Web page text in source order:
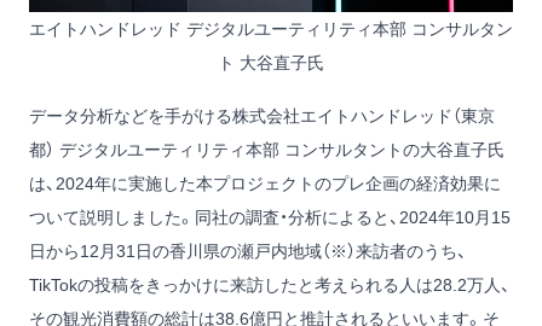
エイトハンドレッド デジタルユーティリティ本部 コンサルタン
ト 大谷直子氏
データ分析などを手がける株式会社エイトハンドレッド（東京
都） デジタルユーティリティ本部 コンサルタントの大谷直子氏
は、2024年に実施した本プロジェクトのプレ企画の経済効果に
ついて説明しました。同社の調査・分析によると、2024年10月15
日から12月31日の香川県の瀬戸内地域（※）来訪者のうち、
TikTokの投稿をきっかけに来訪したと考えられる人は28.2万人、
その観光消費額の総計は38.6億円と推計されるといいます。そ